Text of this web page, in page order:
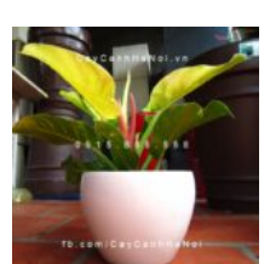
250.000 ₫.
là:
150.000 ₫.